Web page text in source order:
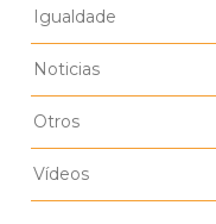
Igualdade
Noticias
Otros
Vídeos